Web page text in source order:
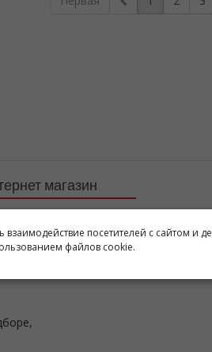
магазин
посетителей с сайтом и
файлов cookie.